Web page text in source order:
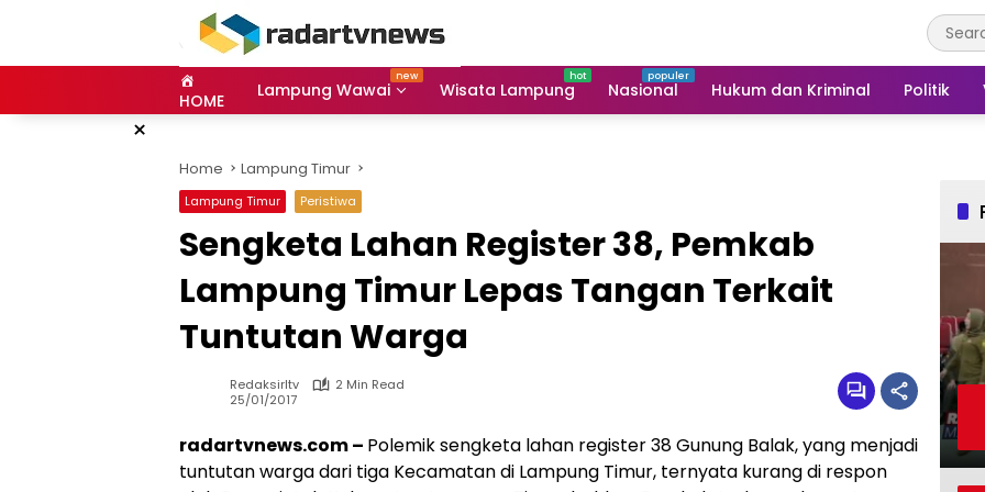
HOME Lampung Wawai Wisata Lampung Nasional Hukum dan Kriminal Politik
×
Home Lampung Timur
Lampung Timur Peristiwa
Sengketa Lahan Register 38, Pemkab
Lampung Timur Lepas Tangan Terkait
Tuntutan Warga
Redaksirltv
2 Min Read
25/01/2017
radartvnews.com – Polemik sengketa lahan register 38 Gunung Balak, yang menjadi
tuntutan warga dari tiga Kecamatan di Lampung Timur, ternyata kurang di respon